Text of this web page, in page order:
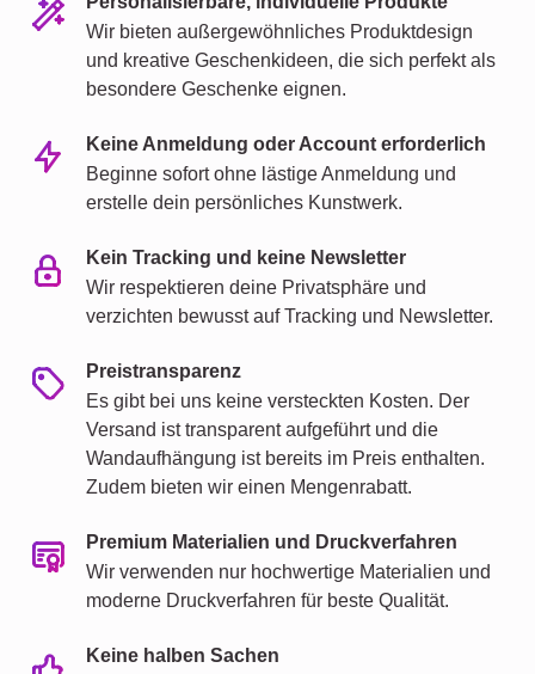
Wir bieten außergewöhnliches Produktdesign
und kreative Geschenkideen, die sich perfekt als
besondere Geschenke eignen.
Keine Anmeldung oder Account erforderlich
Beginne sofort ohne lästige Anmeldung und
erstelle dein persönliches Kunstwerk.
Kein Tracking und keine Newsletter
Wir respektieren deine Privatsphäre und
verzichten bewusst auf Tracking und Newsletter.
Preistransparenz
Es gibt bei uns keine versteckten Kosten. Der
Versand ist transparent aufgeführt und die
Wandaufhängung ist bereits im Preis enthalten.
Zudem bieten wir einen Mengenrabatt.
Premium Materialien und Druckverfahren
Wir verwenden nur hochwertige Materialien und
moderne Druckverfahren für beste Qualität.
Keine halben Sachen